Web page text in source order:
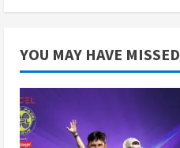
YOU MAY HAVE MISSED